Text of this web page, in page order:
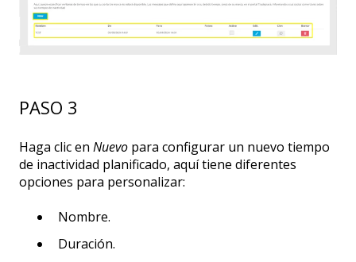
PASO 3
Haga clic en Nuevo para configurar un nuevo tiempo
de inactividad planificado, aquí tiene diferentes
opciones para personalizar:
Nombre.
Duración.